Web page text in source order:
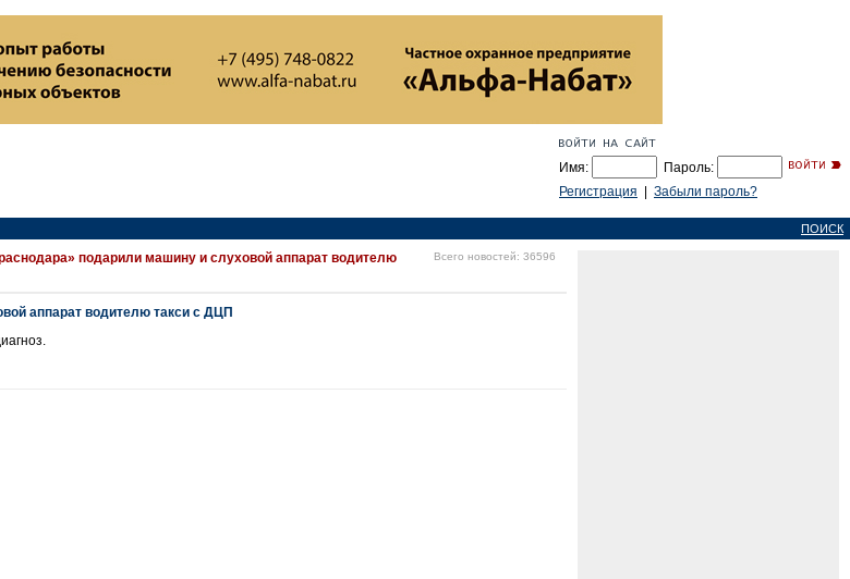
Имя:
Пароль:
Регистрация
Забыли пароль?
ПОИСК
подарили машину и слуховой аппарат водителю
Всего новостей: 36596
аппарат водителю такси с ДЦП